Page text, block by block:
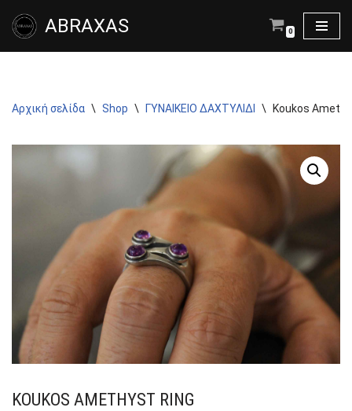
Μεταπηδήστε
ABRAXAS 0
Αρχική σελίδα \ Shop \ ΓΥΝΑΙΚΕΙΟ ΔΑΧΤΥΛΙΔΙ \ Koukos
KOUKOS AMETHYST RING